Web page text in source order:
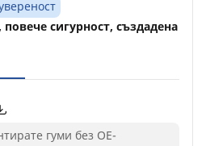
повече сигурност, създадена
гуми без ОЕ-